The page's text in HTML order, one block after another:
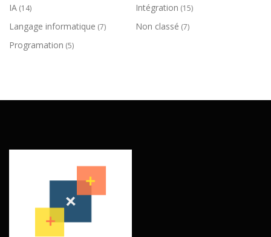
IA (14) Intégration (15)
Langage informatique (7) Non classé (7)
Programation (5)